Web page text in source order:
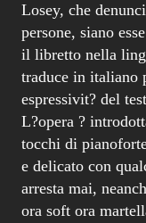
Losey, che
persone, siano
il libretto nella
traduce in italiano
espressivit? del
L?opera ?
tocchi di
e delicato con
arresta mai,
ora soft ora